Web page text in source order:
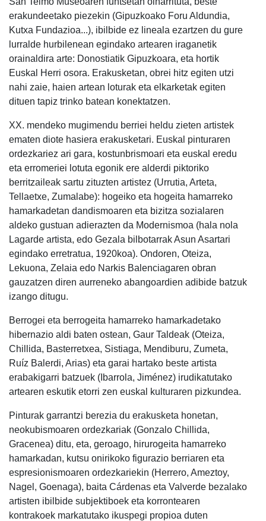
erakundeetako piezekin (Gipuzkoako Foru Aldundia,
Kutxa Fundazioa...), ibilbide ez lineala ezartzen du gure
lurralde hurbilenean egindako artearen iraganetik
orainaldira arte: Donostiatik Gipuzkoara, eta hortik
Euskal Herri osora. Erakusketan, obrei hitz egiten utzi
nahi zaie, haien artean loturak eta elkarketak egiten
dituen tapiz trinko batean konektatzen.
XX. mendeko mugimendu berriei heldu zieten artistek
ematen diote hasiera erakusketari. Euskal pinturaren
ordezkariez ari gara, kostunbrismoari eta euskal eredu
eta erromeriei lotuta egonik ere alderdi piktoriko
berritzaileak sartu zituzten artistez (Urrutia, Arteta,
Tellaetxe, Zumalabe): hogeiko eta hogeita hamarreko
hamarkadetan dandismoaren eta bizitza sozialaren
aldeko gustuan adierazten da Modernismoa (hala nola
Lagarde artista, edo Gezala bilbotarrak Asun Asartari
egindako erretratua, 1920koa). Ondoren, Oteiza,
Lekuona, Zelaia edo Narkis Balenciagaren obran
gauzatzen diren aurreneko abangoardien adibide batzuk
izango ditugu.
Berrogei eta berrogeita hamarreko hamarkadetako
hibernazio aldi baten ostean, Gaur Taldeak (Oteiza,
Chillida, Basterretxea, Sistiaga, Mendiburu, Zumeta,
Ruíz Balerdi, Arias) eta garai hartako beste artista
erabakigarri batzuek (Ibarrola, Jiménez) irudikatutako
artearen eskutik etorri zen euskal kulturaren pizkundea.
Pinturak garrantzi berezia du erakusketa honetan,
neokubismoaren ordezkariak (Gonzalo Chillida,
Gracenea) ditu, eta, geroago, hirurogeita hamarreko
hamarkadan, kutsu onirikoko figurazio berriaren eta
espresionismoaren ordezkariekin (Herrero, Ameztoy,
Nagel, Goenaga), baita Cárdenas eta Valverde bezalako
artisten ibilbide subjektiboek eta korrontearen
kontrakoek markatutako ikuspegi propioa duten